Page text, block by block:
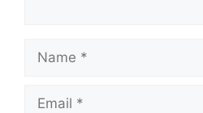
Name
Email